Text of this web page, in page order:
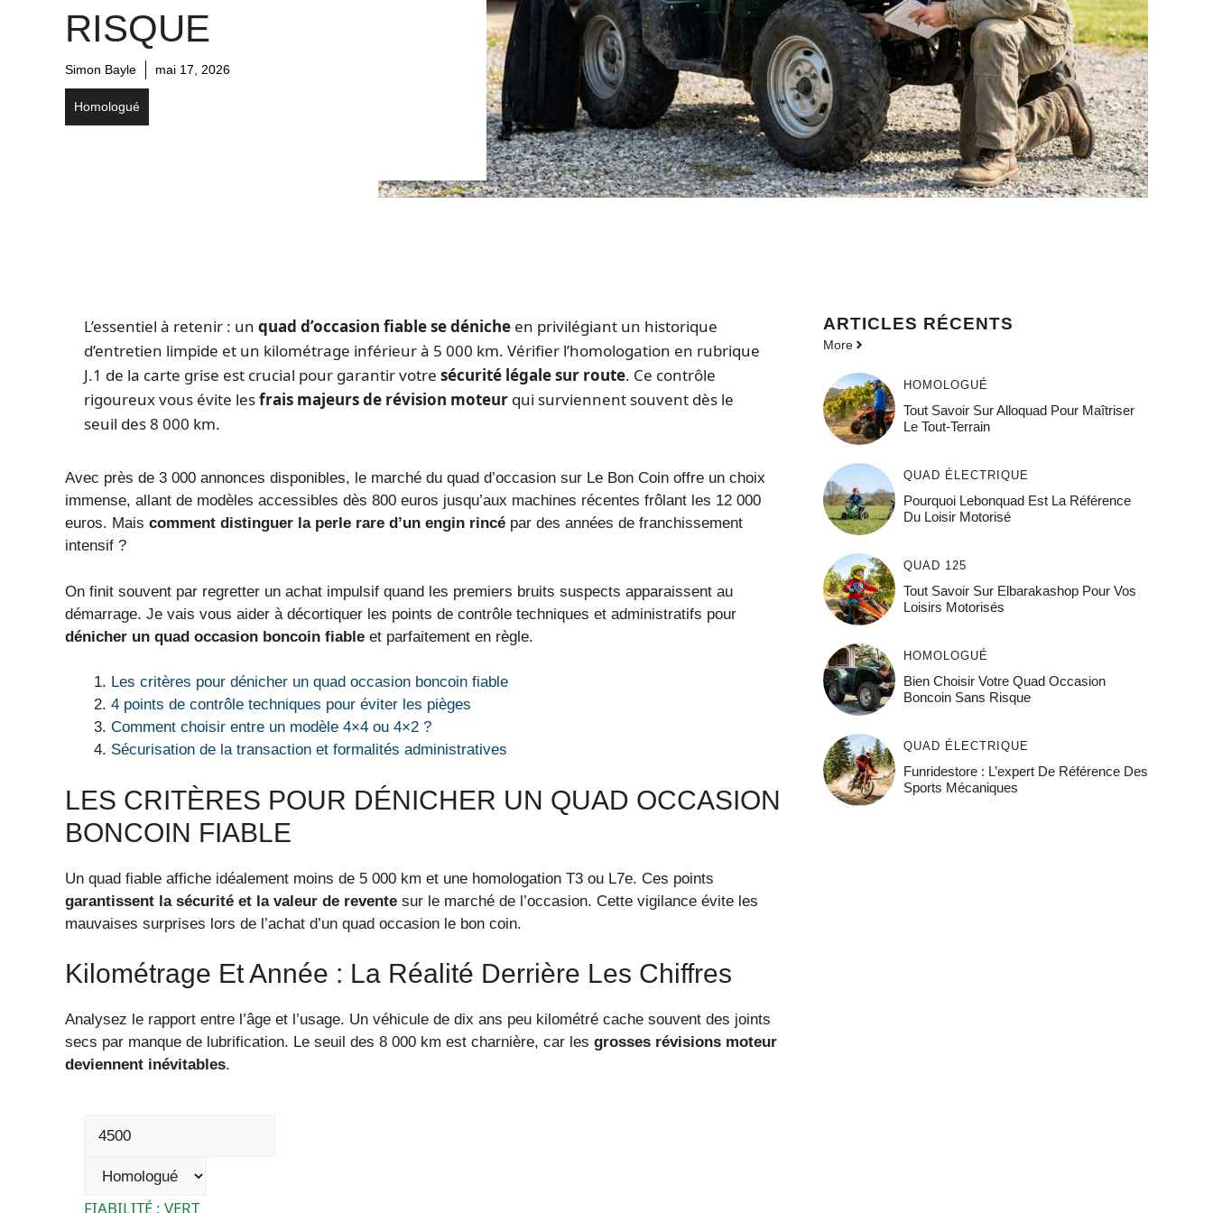
RISQUE
Simon Bayle mai 17, 2026
Homologué
L’essentiel à retenir : unquad d’occasion fiable se déniche en privilégiant un historique
d’entretien limpide et un kilométrage inférieur à 5 000 km. Vérifier l’homologation en rubrique
J.1 de la carte grise est crucial pour garantir votresécurité légale sur route. Ce contrôle
rigoureux vous évite lesfrais majeurs de révision moteur qui surviennent souvent dès le
seuil des 8 000 km.
Avec près de 3 000 annonces disponibles, le marché du quad d’occasion sur Le Bon Coin offre un choix
immense, allant de modèles accessibles dès 800 euros jusqu’aux machines récentes frôlant les 12 000
euros. Mais comment distinguer la perle rare d’un engin rincé par des années de franchissement
intensif ?
On finit souvent par regretter un achat impulsif quand les premiers bruits suspects apparaissent au
démarrage. Je vais vous aider à décortiquer les points de contrôle techniques et administratifs pour
dénicher un quad occasion boncoin fiable et parfaitement en règle.
Les critères pour dénicher un quad occasion boncoin fiable
4 points de contrôle techniques pour éviter les pièges
Comment choisir entre un modèle 4×4 ou 4×2 ?
Sécurisation de la transaction et formalités administratives
LES CRITÈRES POUR DÉNICHER UN QUAD OCCASION
BONCOIN FIABLE
Un quad fiable affiche idéalement moins de 5 000 km et une homologation T3 ou L7e. Ces points
garantissent la sécurité et la valeur de revente sur le marché de l’occasion. Cette vigilance évite les
mauvaises surprises lors de l’achat d’un quad occasion le bon coin.
Kilométrage Et Année : La Réalité Derrière Les Chiffres
Analysez le rapport entre l’âge et l’usage. Un véhicule de dix ans peu kilométré cache souvent des joints
secs par manque de lubrification. Le seuil des 8 000 km est charnière, car les grosses révisions moteur
deviennent inévitables.
FIABILITÉ : VERT
ARTICLES RÉCENTS
More
HOMOLOGUÉ
Tout Savoir Sur Alloquad Pour Maîtriser
Le Tout-Terrain
QUAD ÉLECTRIQUE
Pourquoi Lebonquad Est La Référence
Du Loisir Motorisé
QUAD 125
Tout Savoir Sur Elbarakashop Pour Vos
Loisirs Motorisés
HOMOLOGUÉ
Bien Choisir Votre Quad Occasion
Boncoin Sans Risque
QUAD ÉLECTRIQUE
Funridestore : L’expert De Référence Des
Sports Mécaniques